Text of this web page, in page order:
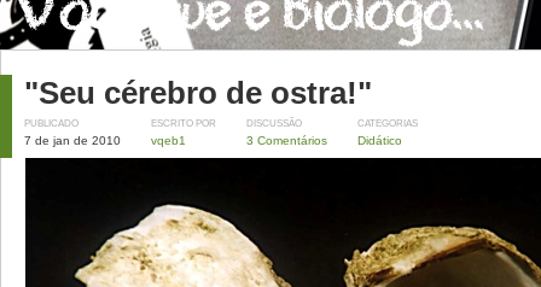
"Seu cérebro de ostra!"
PUBLICADO
7 de jan de 2010
ESCRITO POR
vqeb1
DISCUSSÃO
3 Comentários
CATEGORIAS
Didático